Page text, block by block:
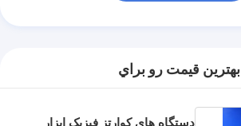
بهترين قيمت رو براي
دستگاه های کوارتز فیزیک ابزار